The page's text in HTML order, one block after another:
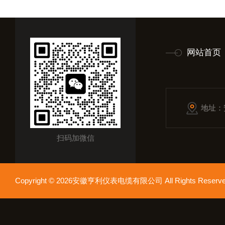
扫码加微信
网站首页
地址
Copyright © 2026安徽亨利仪表电缆有限公司 All Rights